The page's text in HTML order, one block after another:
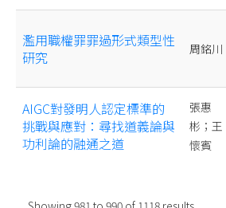
濫用職權罪罪過形式類型性
研究
周銘川
AIGC對發明人認定標準的
挑戰與應對：尋找道義論與
功利論的融通之道
張惠
彬；王
懷賓